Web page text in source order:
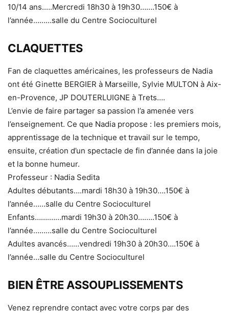
10/14 ans.….Mercredi 18h30 à 19h30…….150€ à
l’année………salle du Centre Socioculturel
CLAQUETTES
Fan de claquettes américaines, les professeurs de Nadia
ont été Ginette BERGIER à Marseille, Sylvie MULTON à Aix-
en-Provence, JP DOUTERLUIGNE à Trets….
L’envie de faire partager sa passion l’a amenée vers
l’enseignement. Ce que Nadia propose : les premiers mois,
apprentissage de la technique et travail sur le tempo,
ensuite, création d’un spectacle de fin d’année dans la joie
et la bonne humeur.
Professeur : Nadia Sedita
Adultes débutants….mardi 18h30 à 19h30….150€ à
l’année……salle du Centre Socioculturel
Enfants…….……mardi 19h30 à 20h30……..150€ à
l’année………salle du Centre Socioculturel
Adultes avancés……vendredi 19h30 à 20h30….150€ à
l’année…salle du Centre Socioculturel
BIEN ÊTRE ASSOUPLISSEMENTS
Venez reprendre contact avec votre corps par des